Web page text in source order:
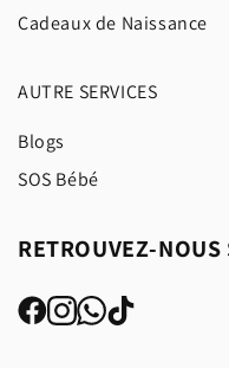
Cadeaux de Naissance
AUTRE SERVICES
Blogs
SOS Bébé
RETROUVEZ-NOUS